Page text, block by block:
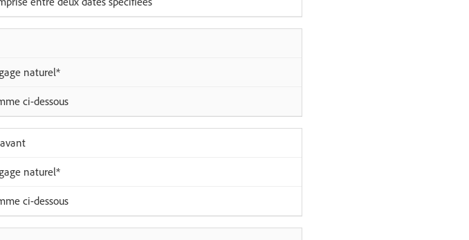
naturel*
ci-dessous
naturel*
ci-dessous